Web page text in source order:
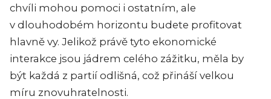
chvíli mohou pomoci i ostatním, ale
v dlouhodobém horizontu budete profitovat
hlavně vy. Jelikož právě tyto ekonomické
interakce jsou jádrem celého zážitku, měla by
být každá z partií odlišná, což přináší velkou
míru znovuhratelnosti.